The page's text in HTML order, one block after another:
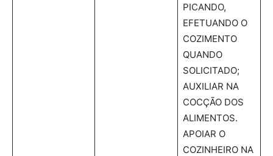
PICANDO,
EFETUANDO O
COZIMENTO
QUANDO
SOLICITADO;
AUXILIAR NA
COCÇÃO DOS
ALIMENTOS.
APOIAR O
COZINHEIRO NA